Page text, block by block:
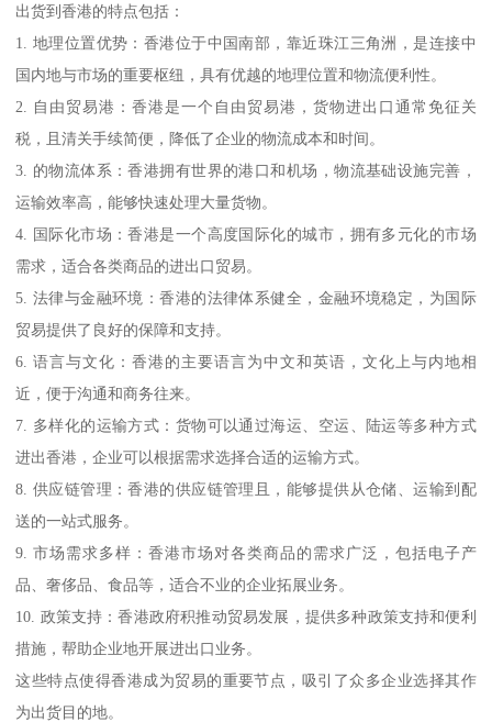
出货到香港的特点包括：
1. 地理位置优势：香港位于中国南部，靠近珠江三角洲，是连接中
国内地与市场的重要枢纽，具有优越的地理位置和物流便利性。
2. 自由贸易港：香港是一个自由贸易港，货物进出口通常免征关
税，且清关手续简便，降低了企业的物流成本和时间。
3. 的物流体系：香港拥有世界的港口和机场，物流基础设施完善，
运输效率高，能够快速处理大量货物。
4. 国际化市场：香港是一个高度国际化的城市，拥有多元化的市场
需求，适合各类商品的进出口贸易。
5. 法律与金融环境：香港的法律体系健全，金融环境稳定，为国际
贸易提供了良好的保障和支持。
6. 语言与文化：香港的主要语言为中文和英语，文化上与内地相
近，便于沟通和商务往来。
7. 多样化的运输方式：货物可以通过海运、空运、陆运等多种方式
进出香港，企业可以根据需求选择合适的运输方式。
8. 供应链管理：香港的供应链管理且，能够提供从仓储、运输到配
送的一站式服务。
9. 市场需求多样：香港市场对各类商品的需求广泛，包括电子产
品、奢侈品、食品等，适合不业的企业拓展业务。
10. 政策支持：香港政府积推动贸易发展，提供多种政策支持和便利
措施，帮助企业地开展进出口业务。
这些特点使得香港成为贸易的重要节点，吸引了众多企业选择其作
为出货目的地。